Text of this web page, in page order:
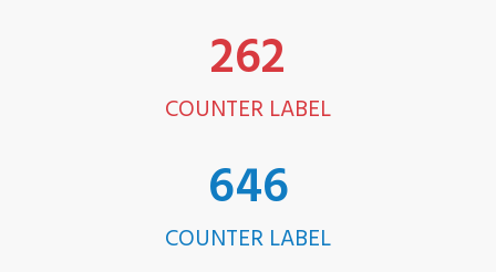
263
COUNTER LABEL
654
COUNTER LABEL